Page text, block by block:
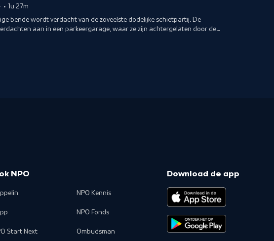
• 1u 27m
bende wordt verdacht van de zoveelste dodelijke schietpartij. De
aan in een parkeergarage, waar ze zijn achtergelaten door de
NPO
Start Next
NPO Kennis
NPO Fonds
Ombudsman
Download de app